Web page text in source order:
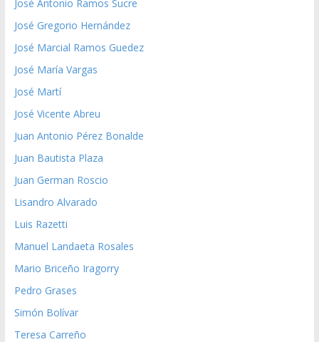
José Antonio Ramos Sucre
José Gregorio Hernández
José Marcial Ramos Guedez
José María Vargas
José Martí
José Vicente Abreu
Juan Antonio Pérez Bonalde
Juan Bautista Plaza
Juan German Roscio
Lisandro Alvarado
Luis Razetti
Manuel Landaeta Rosales
Mario Briceño Iragorry
Pedro Grases
Simón Bolívar
Teresa Carreño